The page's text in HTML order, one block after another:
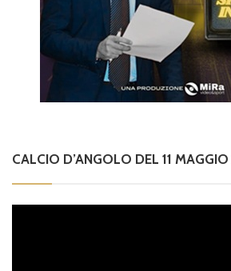
CALCIO D’ANGOLO DEL 11